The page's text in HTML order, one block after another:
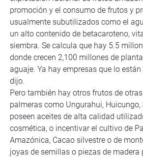
promoción y el consumo de frutos y
usualmente subutilizados como el
un alto contenido de betacaroteno,
siembra. Se calcula que hay 5.5
donde crecen 2,100 millones de
aguaje. Ya hay empresas que lo
dijo.
Pero también hay otros frutos de
palmeras como Ungurahui, Huicungo,
poseen aceites de alta calidad
cosmética, o incentivar el cultivo de
Amazónica, Cacao silvestre o de
joyas de semillas o piezas de madera